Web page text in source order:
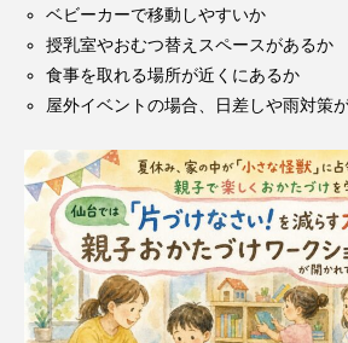
ベビーカーで移動しやすいか
授乳室やおむつ替えスペースがあるか
食事を取れる場所が近くにあるか
屋外イベントの場合、日差しや雨対策